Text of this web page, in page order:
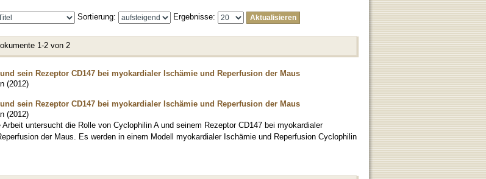
Sortierung: Ergebnisse:
1-2 von 2
sein Rezeptor CD147 bei myokardialer Ischämie und Reperfusion der Maus
(2012)
sein Rezeptor CD147 bei myokardialer Ischämie und Reperfusion der Maus
(2012)
Arbeit untersucht die Rolle von Cyclophilin A und seinem Rezeptor CD147 bei myokardialer
der Maus. Es werden in einem Modell myokardialer Ischämie und Reperfusion Cyclophilin